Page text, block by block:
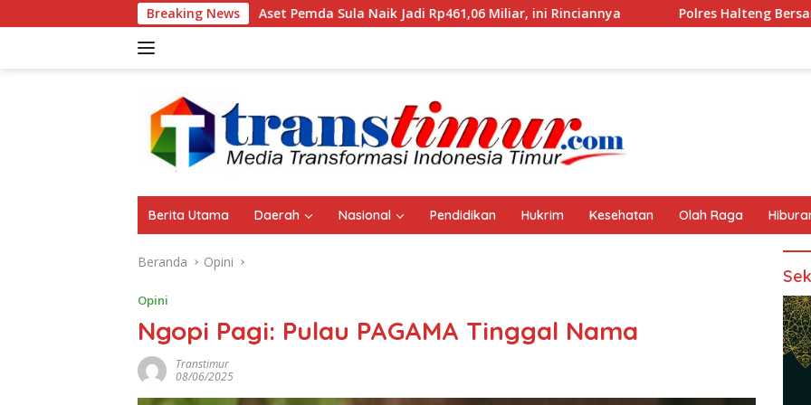
ke
Breaking News
Aset Pemda Sula Naik Jadi Rp461,06 Miliar, ini Rinciannya Polres Halteng Bersama Forkopimda Gelar
Berita Utama Daerah Nasional Pendidikan Hukrim Kesehatan Olah Raga
Beranda Opini
Opini
Ngopi Pagi: Pulau PAGAMA Tinggal Nama
Transtimur
08/06/2025